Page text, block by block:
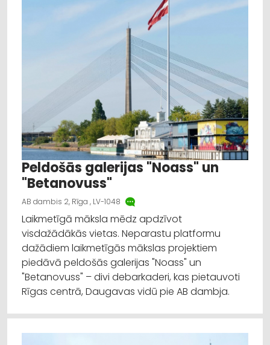
Zemgales
Peldošās galerijas "Noass" un
"Betanovuss"
AB dambis 2, Rīga , LV-1048
Laikmetīgā māksla mēdz apdzīvot
visdažādākās vietas. Neparastu platformu
dažādiem laikmetīgās mākslas projektiem
piedāvā peldošās galerijas "Noass" un
"Betanovuss" – divi debarkaderi, kas pietauvoti
Rīgas centrā, Daugavas vidū pie AB dambja.